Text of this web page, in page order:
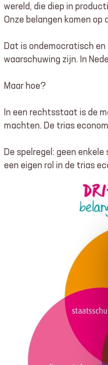
wereld, die diep in
Onze belangen komen
Dat is ondemocratisch
waarschuwing zijn. In
Maar hoe?
In een rechtsstaat is de
machten. De trias
De spelregel: geen
een eigen rol in de trias